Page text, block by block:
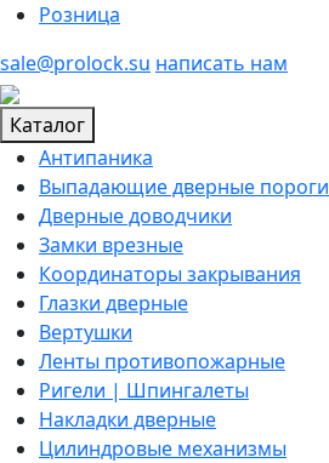
Розница
sale@prolock.su написать нам
Каталог
Антипаника
Выпадающие дверные пороги
Дверные доводчики
Замки врезные
Координаторы закрывания
Глазки дверные
Вертушки
Ленты противопожарные
Ригели | Шпингалеты
Накладки дверные
Цилиндровые механизмы